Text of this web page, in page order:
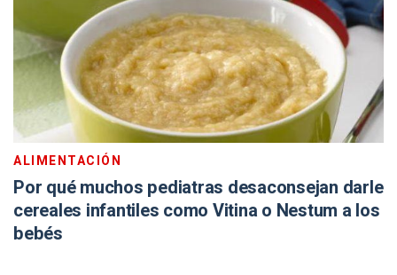
ALIMENTACIÓN
Por qué muchos pediatras desaconsejan darle
cereales infantiles como Vitina o Nestum a los
bebés